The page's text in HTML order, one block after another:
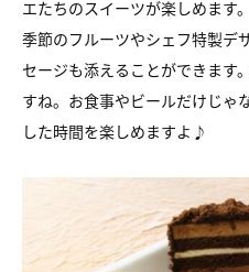
エたちのスイーツが楽しめます
季節のフルーツやシェフ特製デ
セージも添えることができます
すね。お食事やビールだけじゃ
した時間を楽しめますよ♪